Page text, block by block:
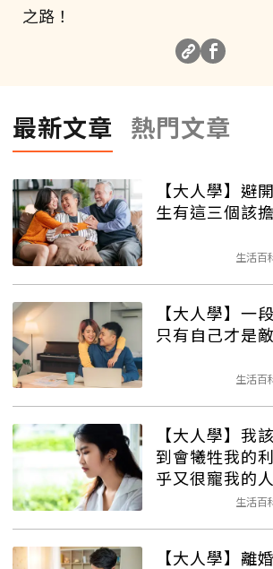
之路！
最新文章 熱門文章
【大人學】避
生有這三個該
生活百
【大人學】一
只有自己才是
生活百
【大人學】我
到會犧牲我的
乎又很寵我的
生活百
【大人學】離